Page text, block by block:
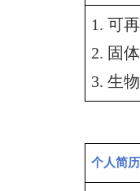
1. 可
2. 固
3. 生
个人简历